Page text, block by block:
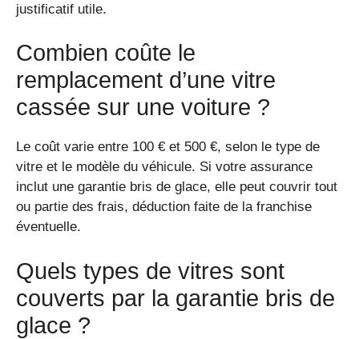
justificatif utile.
Combien coûte le
remplacement d’une vitre
cassée sur une voiture ?
Le coût varie entre 100 € et 500 €, selon le type de
vitre et le modèle du véhicule. Si votre assurance
inclut une garantie bris de glace, elle peut couvrir tout
ou partie des frais, déduction faite de la franchise
éventuelle.
Quels types de vitres sont
couverts par la garantie bris de
glace ?